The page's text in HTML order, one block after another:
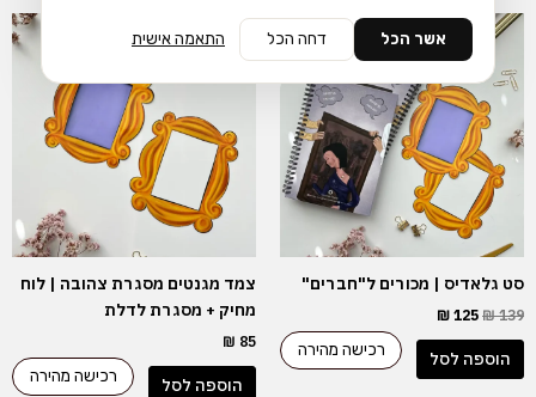
סט גלאדיס | מכורים ל"חברים"
₪139
המחיר
המקורי
היה:
₪ 139.
₪125
המחיר
הנוכחי
הוא:
₪ 125.
הוספה לסל רכישה מהירה
צמד מגנטים מסגרת צהובה | לוח
מחיק + מסגרת לדלת
₪ 85
הוספה לסל רכישה מהירה
אשר הכל דחה הכל התאמה אישית